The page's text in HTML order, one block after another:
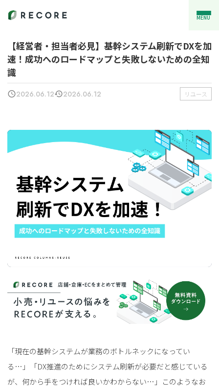
MENU
【経営者・担当者必見】基幹システム刷新でDXを加
速！成功へのロードマップと失敗しないための全知
識
2026.06.12 2026.06.12 リユース
「現在の基幹システムが業務のボトルネックになってい
る…」「DX推進のためにシステム刷新が必要だと感じている
が、何から手をつければ良いかわからない…」このようなお